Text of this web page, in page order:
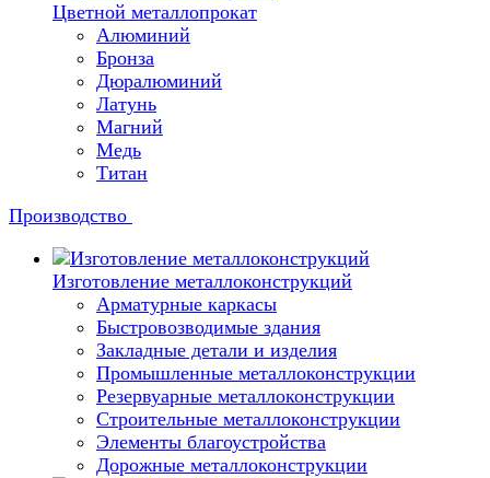
Цветной металлопрокат
Алюминий
Бронза
Дюралюминий
Латунь
Магний
Медь
Титан
Производство
Изготовление металлоконструкций
Арматурные каркасы
Быстровозводимые здания
Закладные детали и изделия
Промышленные металлоконструкции
Резервуарные металлоконструкции
Строительные металлоконструкции
Элементы благоустройства
Дорожные металлоконструкции